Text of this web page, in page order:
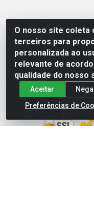
O nosso site coleta
terceiros para
personalizada ao
relevante de
qualidade do nosso
Aceitar
Preferências de